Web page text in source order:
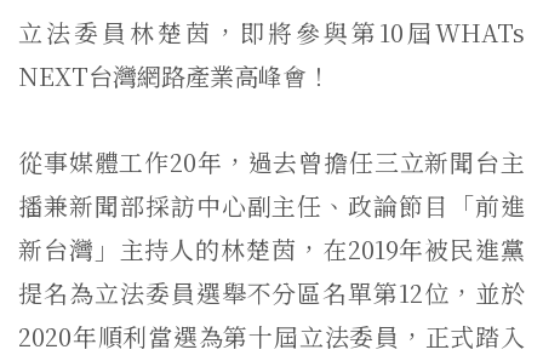
立法委員林楚茵，即將參與第10屆WHATs
NEXT台灣網路產業高峰會！
從事媒體工作20年，過去曾擔任三立新聞台主
播兼新聞部採訪中心副主任、政論節目「前進
新台灣」主持人的林楚茵，在2019年被民進黨
提名為立法委員選舉不分區名單第12位，並於
2020年順利當選為第十屆立法委員，正式踏入